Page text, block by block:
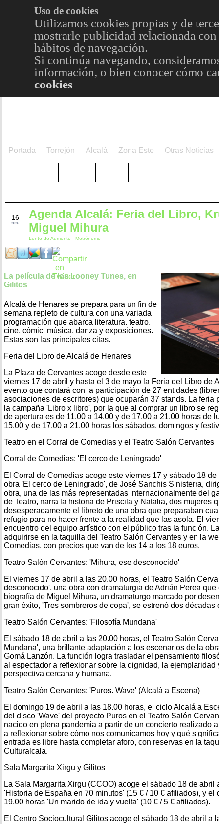
Uso de cookies
Utilizamos cookies propias y de
mostrarle publicidad relacionada
hábitos de navegación.
Si continúa navegando,
información, o bien conocer cómo
cookies
Portada Torrejón Alcalá Zona Este Otras Noticias
16
2026
Agenda Alcalá: Feria del Libro,
Miguel Mihura
Lente de Aumento - Metrónomo
La película de los Looney Tunes, en
Gilitos
Alcalá de Henares se prepara para un fin de
semana repleto de cultura con una variada
programación que abarca literatura, teatro,
cine, cómic, música, danza y exposiciones.
Estas son las principales citas.
Feria del Libro de Alcalá de Henares
La Plaza de Cervantes acoge desde este
viernes 17 de abril y hasta el 3 de mayo la Feria del Libro de
evento que contará con la participación de 27 entidades
asociaciones de escritores) que ocuparán 37 stands. La feria
la campaña 'Libro x libro', por la que al comprar un libro se
de apertura es de 11.00 a 14.00 y de 17.00 a 21.00 horas de
15.00 y de 17.00 a 21.00 horas los sábados, domingos y
Teatro en el Corral de Comedias y el Teatro Salón Cervantes
Corral de Comedias: 'El cerco de Leningrado'
El Corral de Comedias acoge este viernes 17 y sábado 18
obra 'El cerco de Leningrado', de José Sanchis Sinisterra,
obra, una de las más representadas internacionalmente del
de Teatro, narra la historia de Priscila y Natalia, dos mujeres
desesperadamente el libreto de una obra que preparaban
refugio para no hacer frente a la realidad que las asola. El
encuentro del equipo artístico con el público tras la función.
adquirirse en la taquilla del Teatro Salón Cervantes y en la
Comedias, con precios que van de los 14 a los 18 euros.
Teatro Salón Cervantes: 'Mihura, ese desconocido'
El viernes 17 de abril a las 20.00 horas, el Teatro Salón
desconocido', una obra con dramaturgia de Adrián Perea
biografía de Miguel Mihura, un dramaturgo marcado por
gran éxito, 'Tres sombreros de copa', se estrenó dos décadas
Teatro Salón Cervantes: 'Filosofía Mundana'
El sábado 18 de abril a las 20.00 horas, el Teatro Salón
Mundana', una brillante adaptación a los escenarios de la
Gomá Lanzón. La función logra trasladar el pensamiento
al espectador a reflexionar sobre la dignidad, la ejemplaridad
perspectiva cercana y humana.
Teatro Salón Cervantes: 'Puros. Wave' (Alcalá a Escena)
El domingo 19 de abril a las 18.00 horas, el ciclo Alcalá a
del disco 'Wave' del proyecto Puros en el Teatro Salón
nacido en plena pandemia a partir de un concierto realizado
a reflexionar sobre cómo nos comunicamos hoy y qué
entrada es libre hasta completar aforo, con reservas en la
Culturalcala.
Sala Margarita Xirgu y Gilitos
La Sala Margarita Xirgu (CCOO) acoge el sábado 18 de abril
'Historia de España en 70 minutos' (15 € / 10 € afiliados), y el
19.00 horas 'Un marido de ida y vuelta' (10 € / 5 € afiliados).
El Centro Sociocultural Gilitos acoge el sábado 18 de abril a